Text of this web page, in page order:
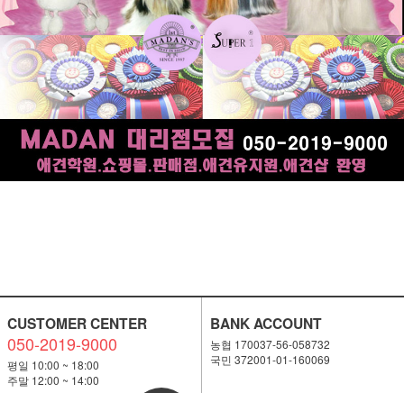
CUSTOMER CENTER
050-2019-9000
평일 10:00 ~ 18:00
주말 12:00 ~ 14:00
BANK ACCOUNT
농협 170037-56-058732
국민 372001-01-160069